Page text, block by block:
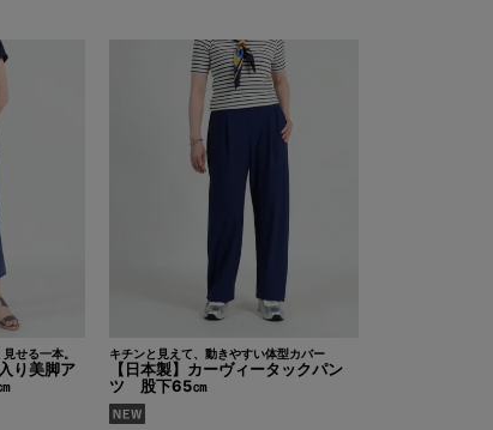
せる一本。
り美脚ア
キチンと見えて、動きやすい体型カバー
【日本製】カーヴィータックパン
ツ 股下65㎝